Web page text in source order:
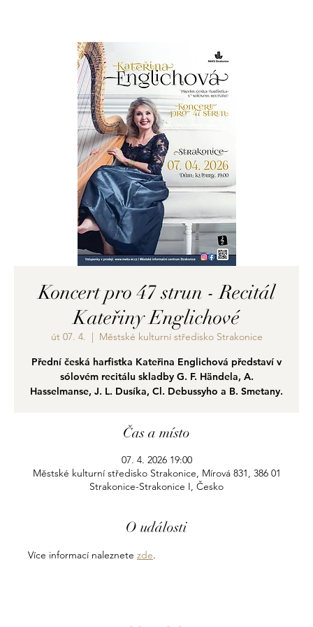
Koncert pro 47 strun - Recitál
Kateřiny Englichové
út 07. 4.
  |
Městské kulturní středisko Strakonice
Přední česká harfistka Kateřina Englichová představí v
sólovém recitálu skladby G. F. Händela, A.
Hasselmanse, J. L. Dusíka, Cl. Debussyho a B. Smetany.
Čas a místo
07. 4. 2026 19:00
Městské kulturní středisko Strakonice, Mírová 831, 386 01
Strakonice-Strakonice I, Česko
O události
Více informací naleznete zde.